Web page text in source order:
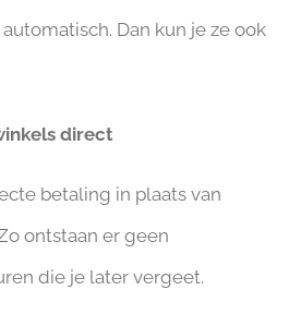
Dan kun je ze ook
direct
betaling in plaats van
ontstaan er geen
die je later vergeet.